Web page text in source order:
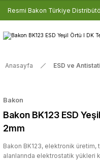
Resmi Bakon Türkiye
Anasayfa ESD ve
Bakon
Bakon BK123 ESD
2mm
Bakon BK123, elektronik
alanlarında elektrostatik yükleri